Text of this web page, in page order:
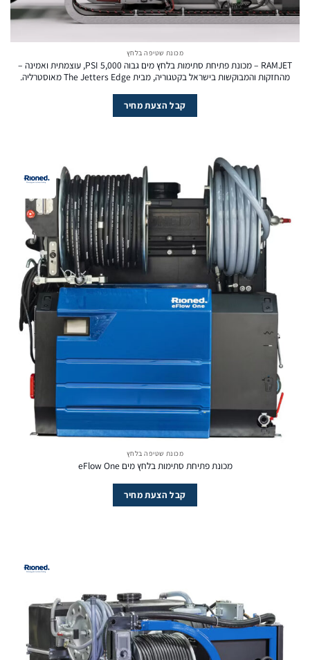
מכונת שטיפה בלחץ
RAMJET – מכונת פתיחת סתימות בלחץ מים גבוה 5,000 PSI, עוצמתית ואמינה –
מהחזקות והמבוקשות בישראל בקטגוריה, מבית The Jetters Edge מאוסטרליה.
קבל הצעת מחיר
מכונת שטיפה בלחץ
מכונת פתיחת סתימות בלחץ מים eFlow One
קבל הצעת מחיר